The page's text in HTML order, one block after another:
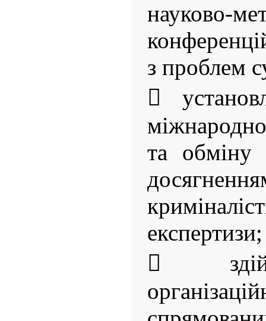
науково-
з проблем

та обміну
експертизи;
